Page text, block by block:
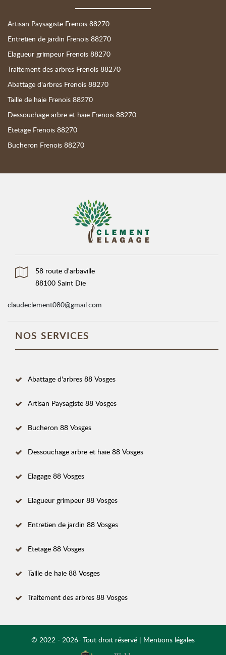
Artisan Paysagiste Frenois 88270
Entretien de jardin Frenois 88270
Elagueur grimpeur Frenois 88270
Traitement des arbres Frenois 88270
Abattage d'arbres Frenois 88270
Taille de haie Frenois 88270
Dessouchage arbre et haie Frenois 88270
Etetage Frenois 88270
Bucheron Frenois 88270
58 route d'arbaville
88100 Saint Die
claudeclement080@gmail.com
NOS SERVICES
Abattage d'arbres 88 Vosges
Artisan Paysagiste 88 Vosges
Bucheron 88 Vosges
Dessouchage arbre et haie 88 Vosges
Elagage 88 Vosges
Elagueur grimpeur 88 Vosges
Entretien de jardin 88 Vosges
Etetage 88 Vosges
Taille de haie 88 Vosges
Traitement des arbres 88 Vosges
© 2022 - 2026- Tout droit réservé | Mentions légales